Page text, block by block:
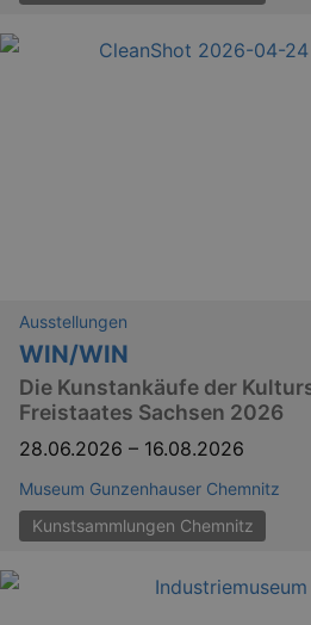
Ausstellungen
WIN/WIN
Die Kunstankäufe der
Freistaates Sachsen 2026
28.06.2026 – 16.08.2026
Museum Gunzenhauser Chemnitz
Kunstsammlungen Chemnitz